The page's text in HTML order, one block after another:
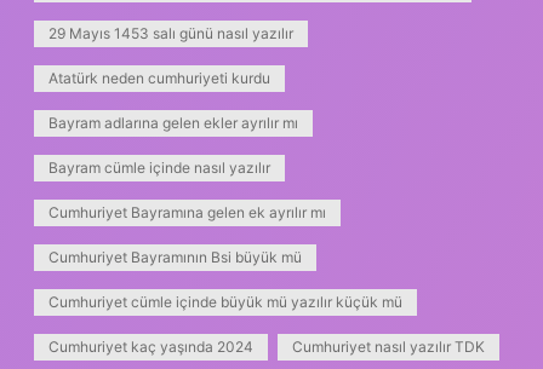
29 Mayıs 1453 salı günü nasıl yazılır
Atatürk neden cumhuriyeti kurdu
Bayram adlarına gelen ekler ayrılır mı
Bayram cümle içinde nasıl yazılır
Cumhuriyet Bayramına gelen ek ayrılır mı
Cumhuriyet Bayramının Bsi büyük mü
Cumhuriyet cümle içinde büyük mü yazılır küçük mü
Cumhuriyet kaç yaşında 2024 Cumhuriyet nasıl yazılır TDK